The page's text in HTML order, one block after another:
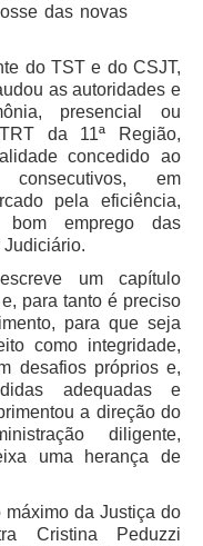
- UMF
das novas
do TST e do CSJT,
as autoridades e
presencial ou
da 11ª Região,
concedido ao
em
pela eficiência,
bom emprego das
um capítulo
para tanto é preciso
para que seja
como integridade,
desafios próprios e,
adequadas e
a direção do
diligente,
uma herança de
máximo da Justiça do
Cristina Peduzzi